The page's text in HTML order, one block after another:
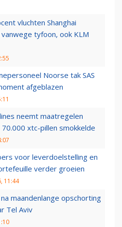
vluchten Shanghai
vanwege tyfoon, ook KLM
Noorse tak SAS
afgeblazen
neemt maatregelen
xtc-pillen smokkelde
voor leverdoelstelling en
verder groeien
11:44
maandenlange opschorting
Tel Aviv